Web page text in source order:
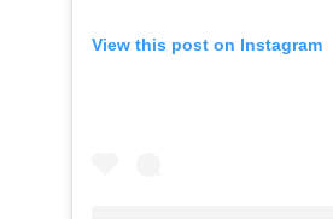
View this post on Instagram